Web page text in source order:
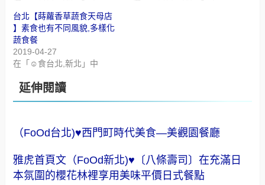
台北【蒔蘿香草蔬食天母店
】素食也有不同風貌,多樣化
蔬食餐
2019-04-27
在「☺食台北,新北」中
延伸閱讀
（FoOd台北)♥西門町時代美食—美觀園餐廳
雅虎首頁文（FoOd新北)♥〔八條壽司〕在充滿日
本氛圍的櫻花林裡享用美味平價日式餐點